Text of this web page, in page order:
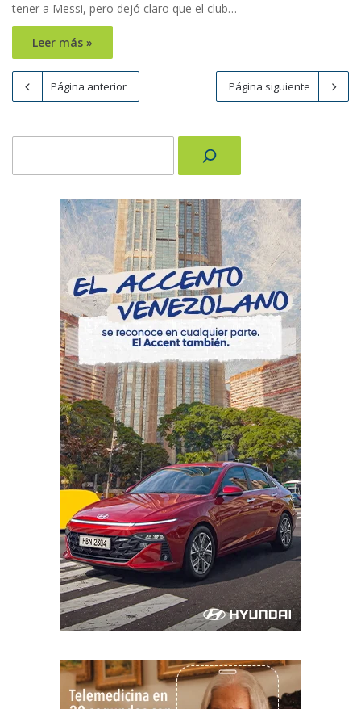
tener a Messi, pero dejó claro que el club…
Leer más »
Página anterior Página siguiente